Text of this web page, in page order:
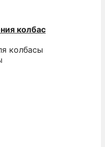
колбас
колбасы